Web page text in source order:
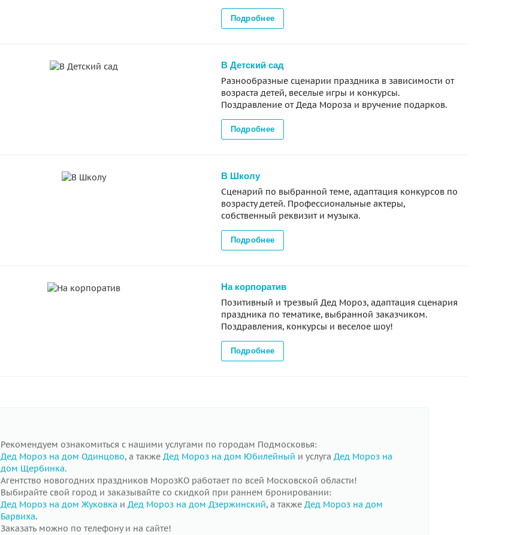
Подробнее
В Детский сад
Разнообразные сценарии праздника в зависимости от
возраста детей, веселые игры и конкурсы.
Поздравление от Деда Мороза и вручение подарков.
Подробнее
В Школу
Сценарий по выбранной теме, адаптация конкурсов по
возрасту детей. Профессиональные актеры,
собственный реквизит и музыка.
Подробнее
На корпоратив
Позитивный и трезвый Дед Мороз, адаптация сценария
праздника по тематике, выбранной заказчиком.
Поздравления, конкурсы и веселое шоу!
Подробнее
Рекомендуем ознакомиться с нашими услугами по городам Подмосковья:
Дед Мороз на дом Одинцово, а также Дед Мороз на дом Юбилейный и услуга Дед Мороз на
дом Щербинка.
Агентство новогодних праздников МорозКО работает по всей Московской области!
Выбирайте свой город и заказывайте со скидкой при раннем бронировании:
Дед Мороз на дом Жуковка и Дед Мороз на дом Дзержинский, а также Дед Мороз на дом
Барвиха.
Заказать можно по телефону и на сайте!